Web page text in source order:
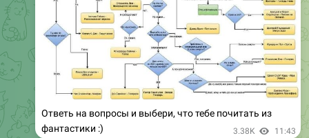
Ответь на вопросы и выбери, что тебе почитать из
фантастики :)
3.38K 11:43